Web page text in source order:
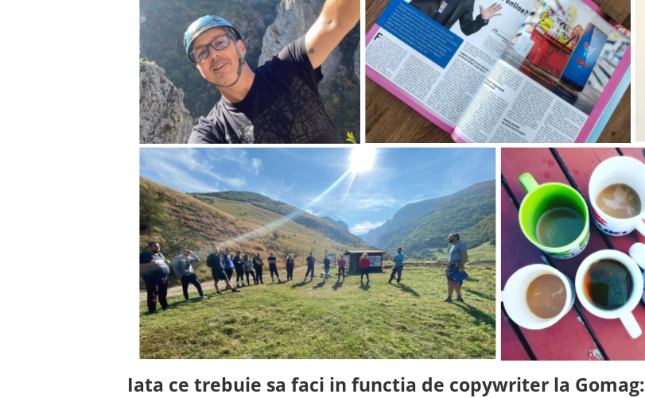
Iata ce trebuie sa faci in functia de copywriter la Gomag: